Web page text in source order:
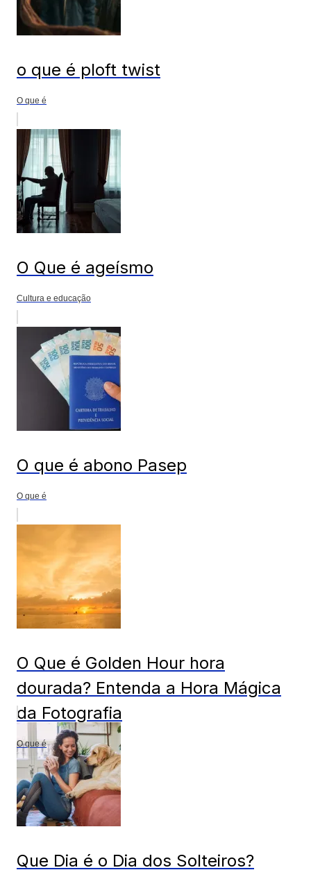
o que é ploft twist
O que é
O Que é ageísmo
Cultura e educação
O que é abono Pasep
O que é
O Que é Golden Hour hora
dourada? Entenda a Hora Mágica
da Fotografia
O que é
Que Dia é o Dia dos Solteiros?